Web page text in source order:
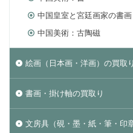
中国皇室と宮廷画家の書画
中国美術：古陶磁
絵画（日本画・洋画）の買取り
書画・掛け軸の買取り
文房具（硯・墨・紙・筆・印